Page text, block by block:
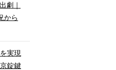
劇｜
から
実現
錠鍵